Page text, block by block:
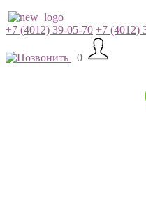
+7 (4012) 39-05-70 +7 (4012)
0